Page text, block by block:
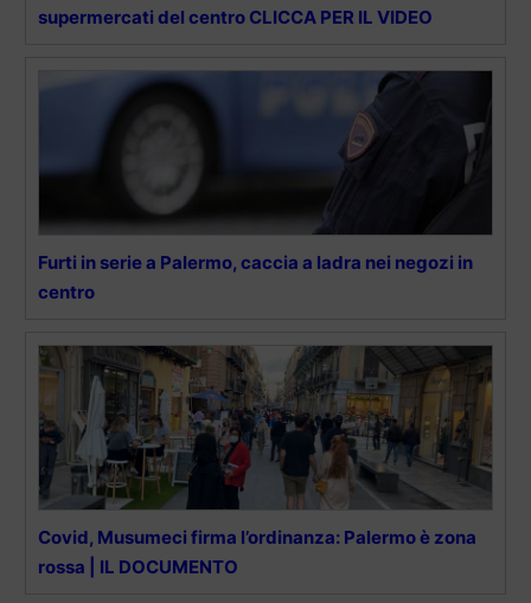
supermercati del centro CLICCA PER IL VIDEO
Furti in serie a Palermo, caccia a ladra nei negozi in
centro
Covid, Musumeci firma l’ordinanza: Palermo è zona
rossa | IL DOCUMENTO